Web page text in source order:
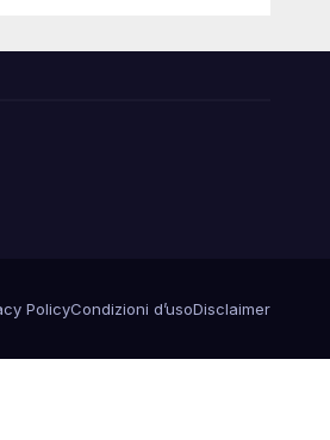
PolicyCondizioni d’usoDisclaimer